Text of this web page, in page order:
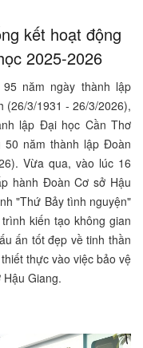
kết hoạt động
2025-2026
năm ngày thành lập
(26/3/1931 - 26/3/2026),
lập Đại học Cần Thơ
50 năm thành lập Đoàn
Vừa qua, vào lúc 16
hành Đoàn Cơ sở Hậu
"Thứ Bảy tình nguyện"
kiến tạo không gian
ấn tốt đẹp về tinh thần
thực vào việc bảo vệ
Giang.